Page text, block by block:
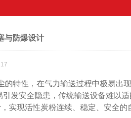
与防爆设计
特性，在气力输送过程中极易出
发安全隐患，传统输送设备难以
实现活性炭粉连续、稳定、安全的